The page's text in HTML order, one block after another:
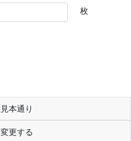
枚
見本通り
変更する